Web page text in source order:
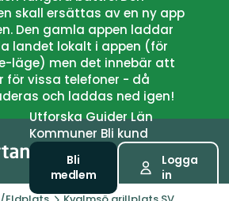
skall ersättas av en ny app
Den gamla appen laddar
landet lokalt i appen (för
läge) men det innebär att
för vissa telefoner - då
och laddas ned igen!
UtforskaGuiderLän
Kommuner Bli kund
Bli
medlem
Logga
in